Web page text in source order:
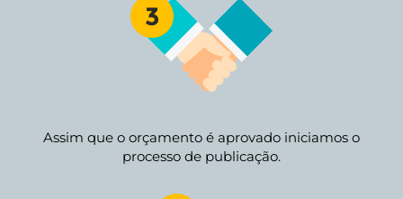
Assim que o orçamento é aprovado iniciamos o
processo de publicação.